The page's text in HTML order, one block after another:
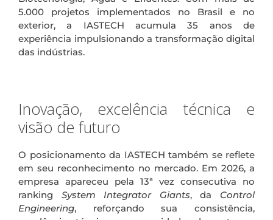
5.000 projetos implementados no Brasil e no
exterior, a IASTECH acumula 35 anos de
experiência impulsionando a transformação digital
das indústrias.
Inovação, excelência técnica e
visão de futuro
O posicionamento da IASTECH também se reflete
em seu reconhecimento no mercado. Em 2026, a
empresa apareceu pela 13ª vez consecutiva no
ranking System Integrator Giants, da Control
Engineering, reforçando sua consistência,